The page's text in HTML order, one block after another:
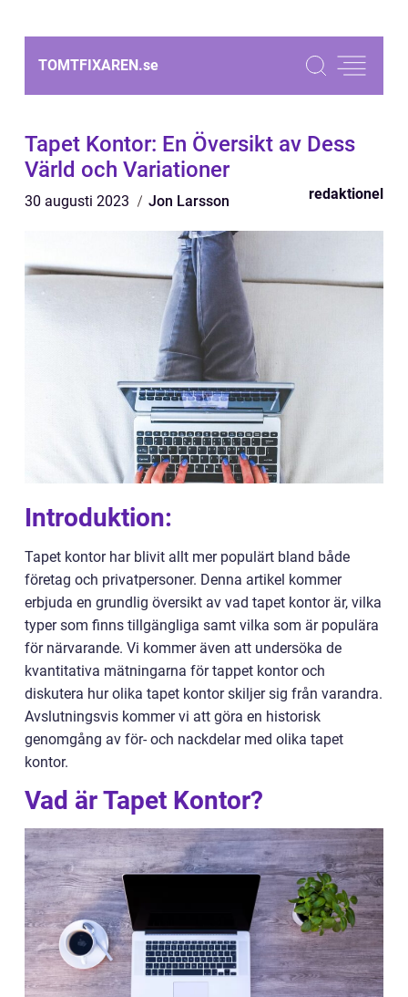
TOMTFIXAREN.se
Tapet Kontor: En Översikt av Dess
Värld och Variationer
30 augusti 2023 Jon Larsson redaktionel
Introduktion:
Tapet kontor har blivit allt mer populärt bland både
företag och privatpersoner. Denna artikel kommer
erbjuda en grundlig översikt av vad tapet kontor är, vilka
typer som finns tillgängliga samt vilka som är populära
för närvarande. Vi kommer även att undersöka de
kvantitativa mätningarna för tappet kontor och
diskutera hur olika tapet kontor skiljer sig från varandra.
Avslutningsvis kommer vi att göra en historisk
genomgång av för- och nackdelar med olika tapet
kontor.
Vad är Tapet Kontor?